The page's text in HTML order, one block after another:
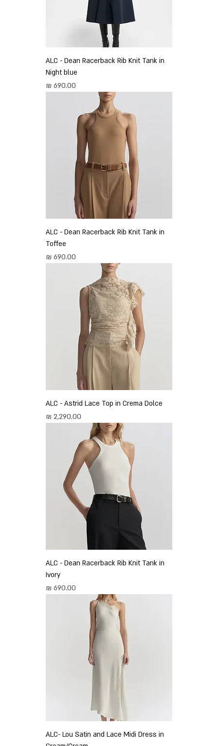
ALC - Dean Racerback Rib Knit Tank in
Night blue
מחיר
ALC - Dean Racerback Rib Knit Tank in
Toffee
מחיר
ALC - Astrid Lace Top in Crema Dolce
מחיר
ALC - Dean Racerback Rib Knit Tank in
Ivory
מחיר
ALC- Lou Satin and Lace Midi Dress in